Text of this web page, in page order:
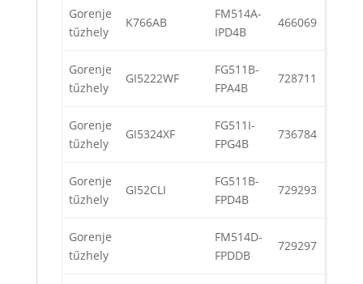
Gorenje
tűzhely
K766AB
FM514A-
IPD4B
466069
Gorenje
tűzhely
GI5222WF
FG511B-
FPA4B
728711
Gorenje
tűzhely
GI5324XF
FG511I-
FPG4B
736784
Gorenje
tűzhely
GI52CLI
FG511B-
FPD4B
729293
Gorenje
tűzhely
FM514D-
FPDDB
729297